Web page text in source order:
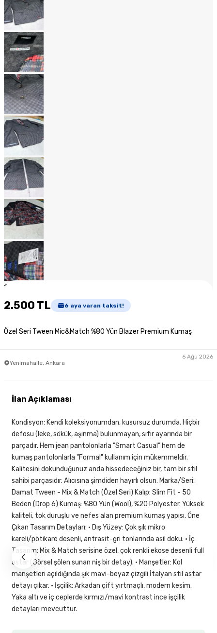
1
2.500 TL 6 aya varan taksit!
Özel Seri Tween Mic&Match %80 Yün Blazer Premium Kumaş
Yenimahalle, Ankara
6 Ağu 2026
İlan Açıklaması
Kondisyon: Kendi koleksiyonumdan, kusursuz durumda. Hiçbir
defosu (leke, sökük, aşınma) bulunmayan, sıfır ayarında bir
parçadır. Hem jean pantolonlarla "Smart Casual" hem de
kumaş pantolonlarla "Formal" kullanım için mükemmeldir.
Kalitesini dokunduğunuz anda hissedeceğiniz bir, tam bir stil
sahibi parçasıdır. Alıcısına şimdiden hayırlı olsun. Marka/Seri:
Damat Tween - Mix & Match (Özel Seri) Kalıp: Slim Fit - 50
Beden (Drop 6) Kumaş: %80 Yün (Wool), %20 Polyester. Yüksek
kaliteli, tok duruşlu ve nefes alan premium kumaş yapısı. Öne
Çıkan Tasarım Detayları: • Dış Yüzey: Çok şık mikro
kareli/pötikare desenli, antrasit-gri tonlarında asil doku. • İç
Tasarım: Mix & Match serisine özel, çok renkli ekose desenli full
astar (Görsel şölen sunan niş bir detay). • Manşetler: Kol
manşetleri açıldığında şık mavi-beyaz çizgili İtalyan stil astar
detayı çıkar. • İşçilik: Arkadan çift yırtmaçlı, modern kesim.
Yaka altı ve iç ceplerde kırmızı/mavi kontrast ince işçilik
detayları mevcuttur.